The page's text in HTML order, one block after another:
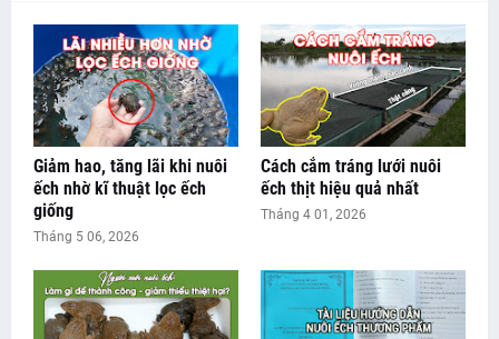
Giảm hao, tăng lãi khi nuôi
ếch nhờ kĩ thuật lọc ếch
giống
Tháng 5 06, 2026
Cách cắm tráng lưới nuôi
ếch thịt hiệu quả nhất
Tháng 4 01, 2026